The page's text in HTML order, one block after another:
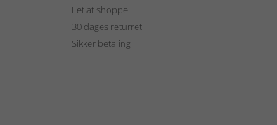
Let at shoppe
30 dages returret
Sikker betaling